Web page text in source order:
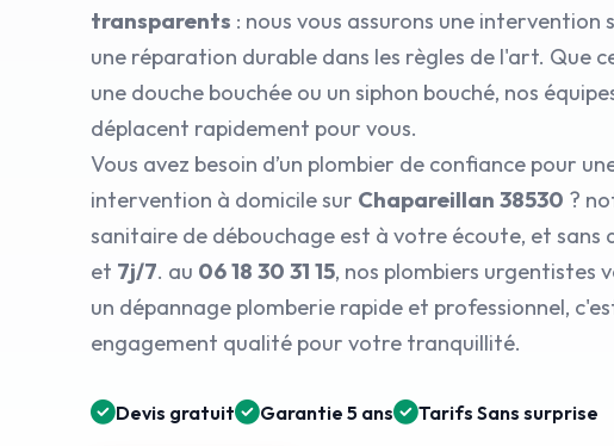
transparents : nous vous assurons une intervention
une réparation durable dans les règles de l'art. Que
une douche bouchée ou un siphon bouché, nos
déplacent rapidement pour vous.
Vous avez besoin d’un plombier de confiance pour
intervention à domicile sur Chapareillan 38530 ?
sanitaire de débouchage est à votre écoute, et sans
et 7j/7. au 06 18 30 31 15, nos plombiers urgentistes
un dépannage plomberie rapide et professionnel,
engagement qualité pour votre tranquillité.
Devis gratuit Garantie 5 ans Tarifs Sans surprise